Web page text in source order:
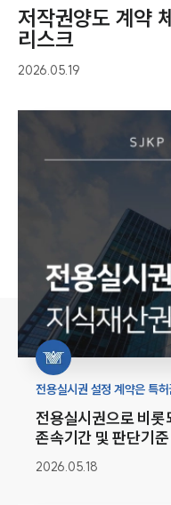
저작권양도 계약
리스크
2026.05.19
전용실시권 설정 계약은 특
분쟁을 줄일 수 있습니다.
전용실시권으로 비
존속기간 및 판단기준
2026.05.18